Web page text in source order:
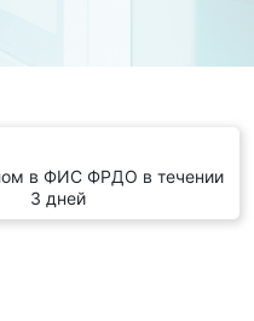
в ФИС ФРДО в течении
3 дней